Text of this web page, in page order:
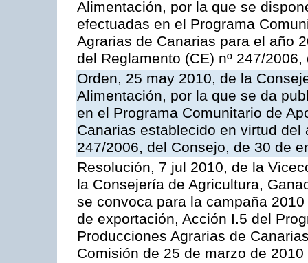
Alimentación, por la que se
efectuadas en el Programa
Agrarias de Canarias para el año
del Reglamento (CE) nº 247/
Orden, 25 may 2010, de la
Alimentación, por la que se da
en el Programa Comunitario de
Canarias establecido en virtud del
247/2006, del Consejo, de 30 de
Resolución, 7 jul 2010, de la
la Consejería de Agricultura,
se convoca para la campaña
de exportación, Acción I.5 del
Producciones Agrarias de
Comisión de 25 de marzo de 2010